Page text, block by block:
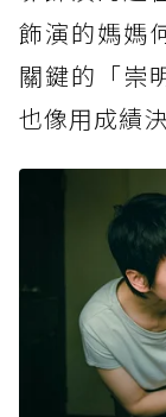
力鍋
《聰明鎮
《聰明鎮
飾演的媽媽
關鍵的「崇
也像用成績